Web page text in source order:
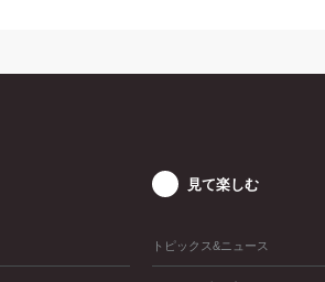
見て楽しむ
トピックス&ニュース